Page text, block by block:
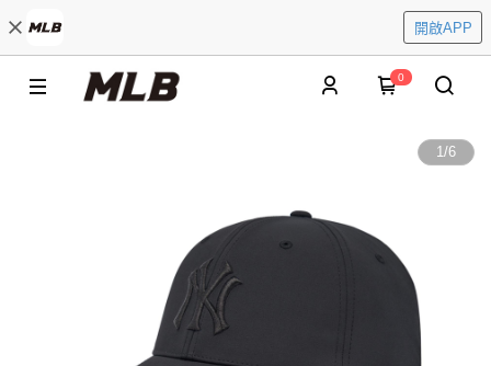
開啟APP
0
1/6